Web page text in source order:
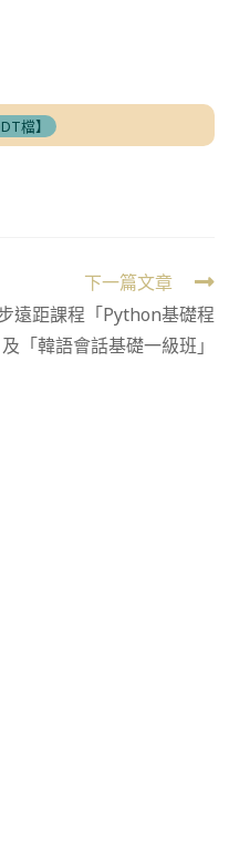
檔】
下一篇文章
遠距課程「Python基礎程
「韓語會話基礎一級班」